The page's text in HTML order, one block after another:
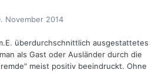
November 2014
überdurchschnittlich ausgestattetes
als Gast oder Ausländer durch die
meist positiv beeindruckt. Ohne